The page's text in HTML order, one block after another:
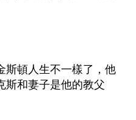
斯頓人生不一樣了，他
斯和妻子是他的教父